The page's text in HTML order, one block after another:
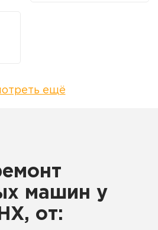
ещё
машин у
от: